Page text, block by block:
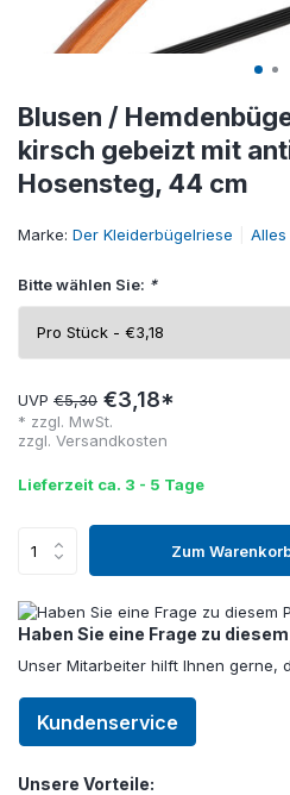
Blusen /
kirsch gebeizt mit
Hosensteg, 44 cm
Marke: Der Kleiderbügelriese
Bitte wählen Sie: *
UVP €5,30 €3,18*
* zzgl. MwSt.
zzgl. Versandkosten
Lieferzeit ca. 3 - 5 Tage
Zum
Haben Sie eine Frage zu
Unser Mitarbeiter hilft Ihnen gerne,
Kundenservice
Unsere Vorteile: